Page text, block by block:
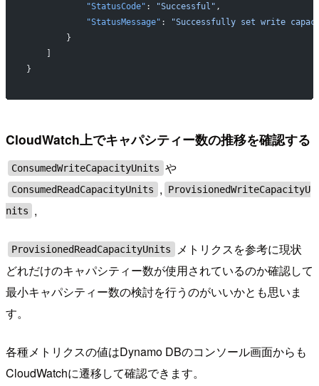
            "StatusCode"
: "Successful" ,
            "StatusMessage"
:
"Successfully set write
        }
    ]
}
CloudWatch上でキャパシティー数の推移を確認する
ConsumedWriteCapacityUnits や
ConsumedReadCapacityUnits ,
ProvisionedWriteCapacityU
nits
,
ProvisionedReadCapacityUnits
メトリクスを参考に現状
どれだけのキャパシティー数が使用されているのか確認して
最小キャパシティー数の検討を行うのがいいかとも思いま
す。
各種メトリクスの値はDynamo DBのコンソール画面からも
CloudWatchに遷移して確認できます。